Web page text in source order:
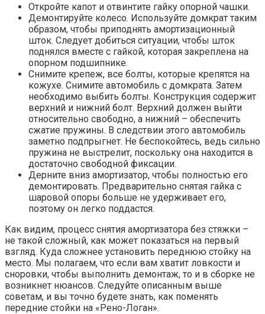
Откройте капот и отвинтите гайку опорной чашки.
Демонтируйте колесо. Используйте домкрат таким
образом, чтобы приподнять амортизационный
шток. Следует добиться ситуации, чтобы шток
поднялся вместе с гайкой, которая закреплена на
опорном подшипнике.
Снимите крепеж, все болты, которые крепятся на
кожухе. Снимите автомобиль с домкрата. Затем
необходимо выбить болты. Конструкция содержит
верхний и нижний болт. Верхний должен выйти
относительно свободно, а нижний – обеспечить
сжатие пружины. В следствии этого автомобиль
заметно подпрыгнет. Не беспокойтесь, ведь сильно
пружина не выстрелит, поскольку она находится в
достаточно свободной фиксации.
Дерните вниз амортизатор, чтобы полностью его
демонтировать. Предварительно снятая гайка с
шаровой опоры больше не удерживает его,
поэтому он легко поддастся.
Как видим, процесс снятия амортизатора без стяжки –
не такой сложный, как может показаться на первый
взгляд. Куда сложнее установить переднюю стойку на
место. Мы полагаем, что если вам хватит ловкости и
сноровки, чтобы выполнить демонтаж, то и в сборке не
возникнет нюансов. Следуйте описанным выше
советам, и вы точно будете знать, как поменять
передние стойки на «Рено-Логан».